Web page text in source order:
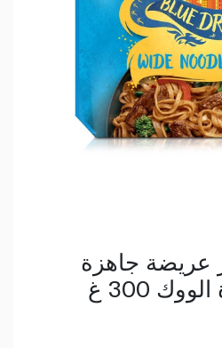
عريضة جاهزة
300 غ